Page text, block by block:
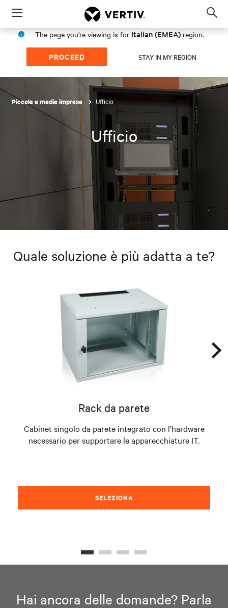
Menu
The page you're viewing is for Italian (EMEA) region.
PROCEED STAY IN MY REGION
Piccole e medie imprese Ufficio
Ufficio
Quale soluzione è più adatta a te?
Rack da parete
Cabinet singolo da parete integrato con l’hardware
necessario per supportare le apparecchiature IT.
SELEZIONA
Hai ancora delle domande? Parla